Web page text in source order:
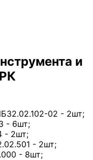
и
02 - 2шт;
- 6шт;
- 2шт;
- 2шт;
- 8шт;